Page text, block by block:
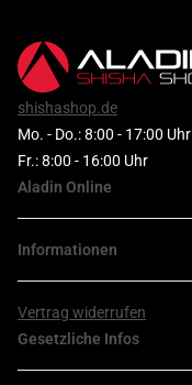
shishashop.de
Mo. - Do.: 8:00 - 17:00 Uhr
Fr.: 8:00 - 16:00 Uhr
Aladin Online
Informationen
Vertrag widerrufen
Gesetzliche Infos